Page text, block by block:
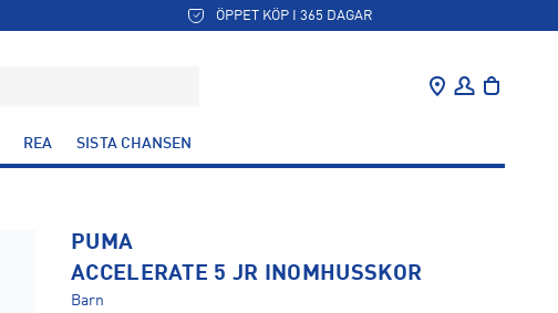
ÖPPET KÖP I 365 DAGAR
REA SISTA CHANSEN
PUMA
ACCELERATE 5 JR INOMHUSSKOR
Barn